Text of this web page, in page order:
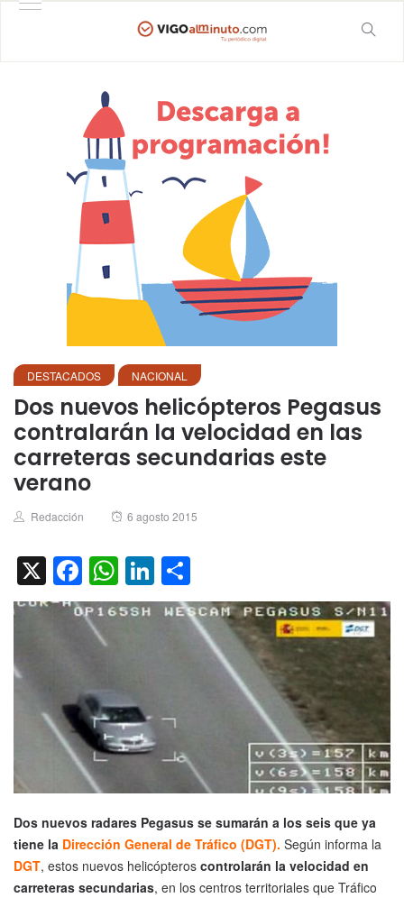
DESTACADOS NACIONAL
Dos nuevos helicópteros Pegasus
contralarán la velocidad en las
carreteras secundarias este
verano
Author
Redacción
Posted
6 agosto 2015
X Facebook
WhatsApp
LinkedIn
Dos nuevos radares Pegasus se sumarán a los seis que ya
tiene la Dirección General de Tráfico (DGT). Según informa la
DGT, estos nuevos helicópteros controlarán la velocidad en
carreteras secundarias, en los centros territoriales que Tráfico